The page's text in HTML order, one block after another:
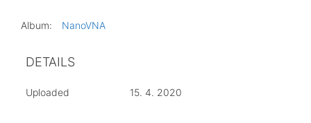
Album: NanoVNA
DETAILS
Uploaded 15. 4. 2020